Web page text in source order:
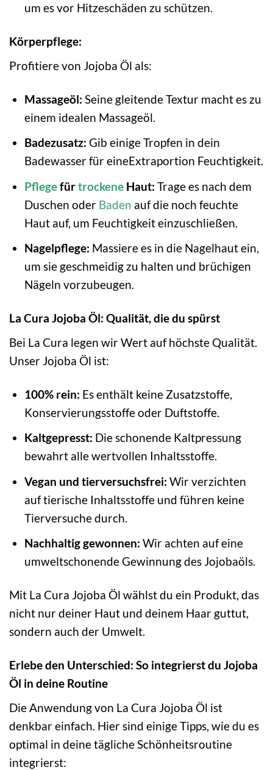
um es vor Hitzeschäden zu schützen.
Körperpflege:
Profitiere von Jojoba Öl als:
Massageöl: Seine gleitende Textur macht es zu
einem idealen Massageöl.
Badezusatz: Gib einige Tropfen in dein
Badewasser für eineExtraportion Feuchtigkeit.
PflegefürtrockeneHaut: Trage es nach dem
Duschen oder Baden auf die noch feuchte
Haut auf, um Feuchtigkeit einzuschließen.
Nagelpflege: Massiere es in die Nagelhaut ein,
um sie geschmeidig zu halten und brüchigen
Nägeln vorzubeugen.
La Cura Jojoba Öl: Qualität, die du spürst
Bei La Cura legen wir Wert auf höchste Qualität.
Unser Jojoba Öl ist:
100% rein: Es enthält keine Zusatzstoffe,
Konservierungsstoffe oder Duftstoffe.
Kaltgepresst: Die schonende Kaltpressung
bewahrt alle wertvollen Inhaltsstoffe.
Vegan und tierversuchsfrei: Wir verzichten
auf tierische Inhaltsstoffe und führen keine
Tierversuche durch.
Nachhaltig gewonnen: Wir achten auf eine
umweltschonende Gewinnung des Jojobaöls.
Mit La Cura Jojoba Öl wählst du ein Produkt, das
nicht nur deiner Haut und deinem Haar guttut,
sondern auch der Umwelt.
Erlebe den Unterschied: So integrierst du Jojoba
Öl in deine Routine
Die Anwendung von La Cura Jojoba Öl ist
denkbar einfach. Hier sind einige Tipps, wie du es
optimal in deine tägliche Schönheitsroutine
integrierst: